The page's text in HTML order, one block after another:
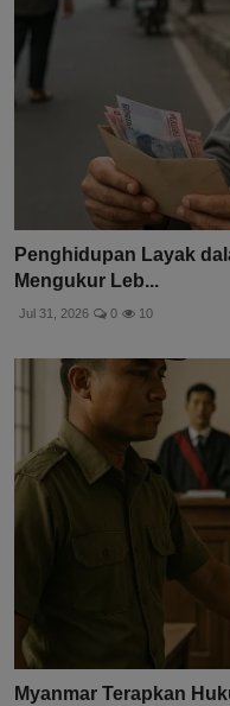
Penghidupan Layak
Mengukur Leb...
Jul 31, 2026 0 10
Myanmar Terapkan